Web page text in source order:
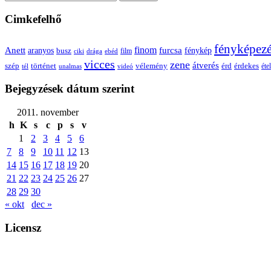
Cimkefelhő
Anett aranyos busz ciki drága ebéd film finom furcsa fénykép
szép tél történet unalmas vicces videó vélemény zene átverés érd érdekes étel
Bejegyzések dátum szerint
2011. november
h K s c p s
v
1
2 3 4 5
6
7
8 9 10 11 12 13
14 15 16 17 18 19 20
21 22 23 24 25 26 27
28 29 30
« okt
dec »
Licensz